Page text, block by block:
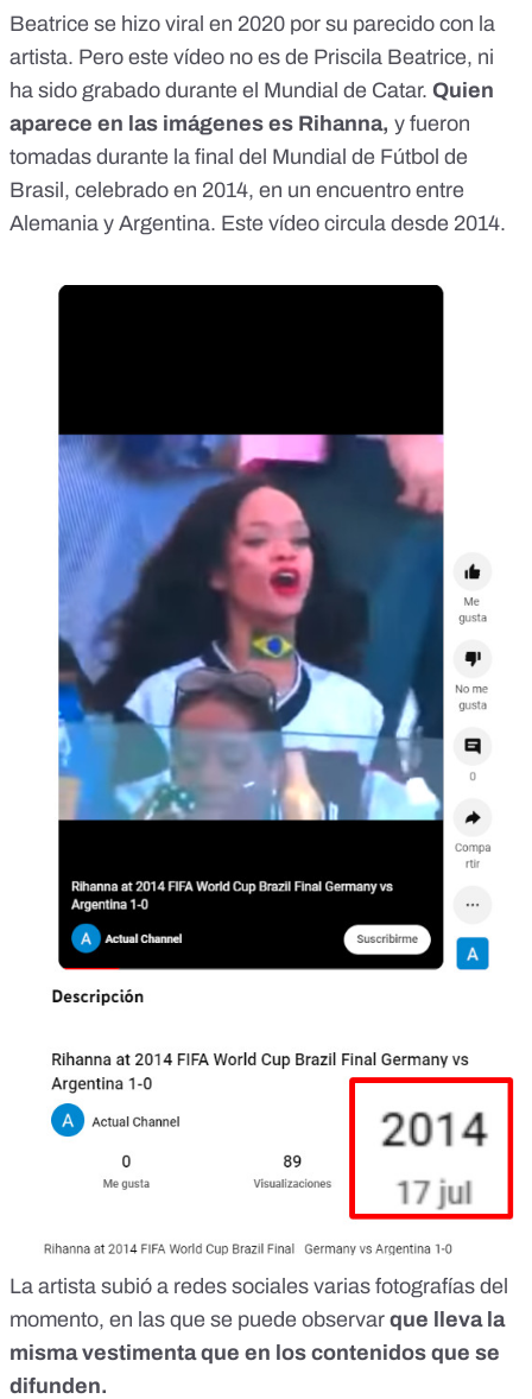
Beatrice se hizo viral en 2020 por su parecido con la
artista. Pero este vídeo no es de Priscila Beatrice, ni
ha sido grabado durante el Mundial de Catar. Quien
aparece en las imágenes es Rihanna, y fueron
tomadas durante la final del Mundial de Fútbol de
Brasil, celebrado en 2014, en un encuentro entre
Alemania y Argentina. Este vídeo circula desde 2014.
La artista subió a redes sociales varias fotografías del
momento, en las que se puede observar que lleva la
misma vestimenta que en los contenidos que se
difunden.